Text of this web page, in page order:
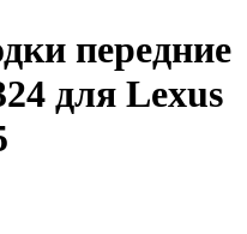
передние
для Lexus